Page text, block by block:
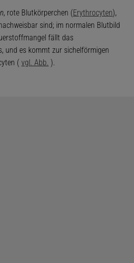
, rote Blutkörperchen (Erythrocyten),
sind; im normalen Blutbild
fällt das
und es kommt zur sichelförmigen
( vgl. Abb. ).